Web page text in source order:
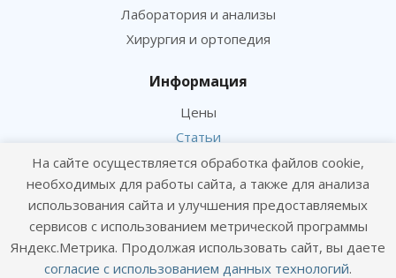
Лаборатория и анализы
Хирургия и ортопедия
Информация
Цены
Статьи
Политика конфиденциальности
Согласие посетителя сайта на обработку персональных данных
Согласие на получение рекламных рассылок
Онлайн консультация
На сайте осуществляется обработка файлов cookie,
необходимых для работы сайта, а также для анализа
использования сайта и улучшения предоставляемых
сервисов с использованием метрической программы
Яндекс.Метрика. Продолжая использовать сайт, вы даете
согласие с использованием данных технологий.